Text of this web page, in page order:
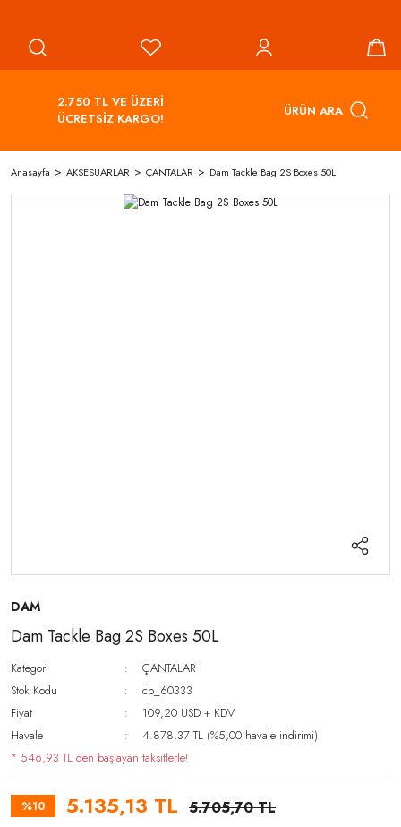
2.750 TL VE ÜZERİ
ÜCRETSİZ KARGO!
ÜRÜN ARA
Anasayfa AKSESUARLAR ÇANTALAR Dam Tackle Bag 2S Boxes 50L
DAM
Dam Tackle Bag 2S Boxes 50L
Kategori
ÇANTALAR
Stok Kodu
cb_60333
Fiyat
109,20 USD + KDV
Havale
4.878,37 TL (%5,00 havale indirimi)
* 546,93 TL den başlayan taksitlerle!
%10 5.135,13 TL 5.705,70 TL